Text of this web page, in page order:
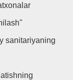
sanitariyaning